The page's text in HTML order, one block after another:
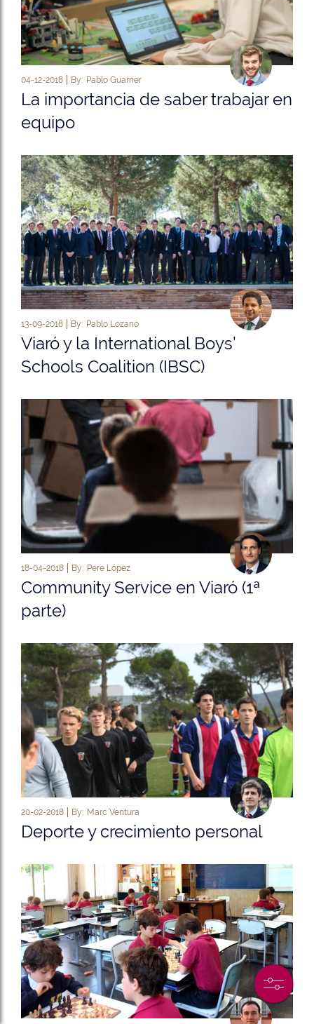
04-12-2018 By: Pablo Guarner
La importancia de saber trabajar en
equipo
13-09-2018 By: Pablo Lozano
Viaró y la International Boys’
Schools Coalition (IBSC)
18-04-2018 By: Pere López
Community Service en Viaró (1ª
parte)
20-02-2018 By: Marc Ventura
Deporte y crecimiento personal